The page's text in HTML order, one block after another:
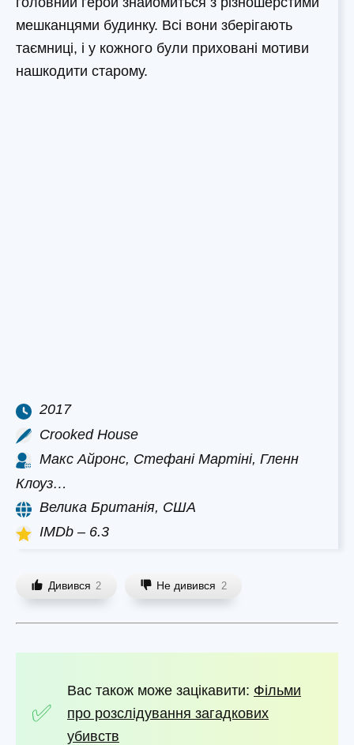
мешканцями будинку. Всі вони зберігають
таємниці, і у кожного були приховані мотиви
нашкодити старому.
2017
Crooked House
Макс Айронс, Стефані Мартіні, Гленн
Клоуз…
Велика Британія, США
IMDb – 6.3
Дивився 2 Не дивився 2
Вас також може зацікавити: Фільми
про розслідування загадкових
убивств